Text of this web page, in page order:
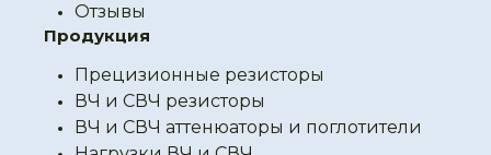
Отзывы
Продукция
Прецизионные резисторы
ВЧ и СВЧ резисторы
ВЧ и СВЧ аттенюаторы и поглотители